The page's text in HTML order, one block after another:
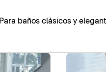
Para baños clásicos y